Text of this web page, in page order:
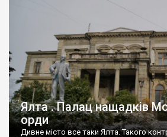
Ялта . Палац нащадків
орди
Дивне місто все таки Ялта. Такого